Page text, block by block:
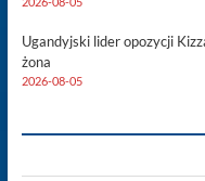
Ugandyjski lider opozycji
żona
2026-08-05